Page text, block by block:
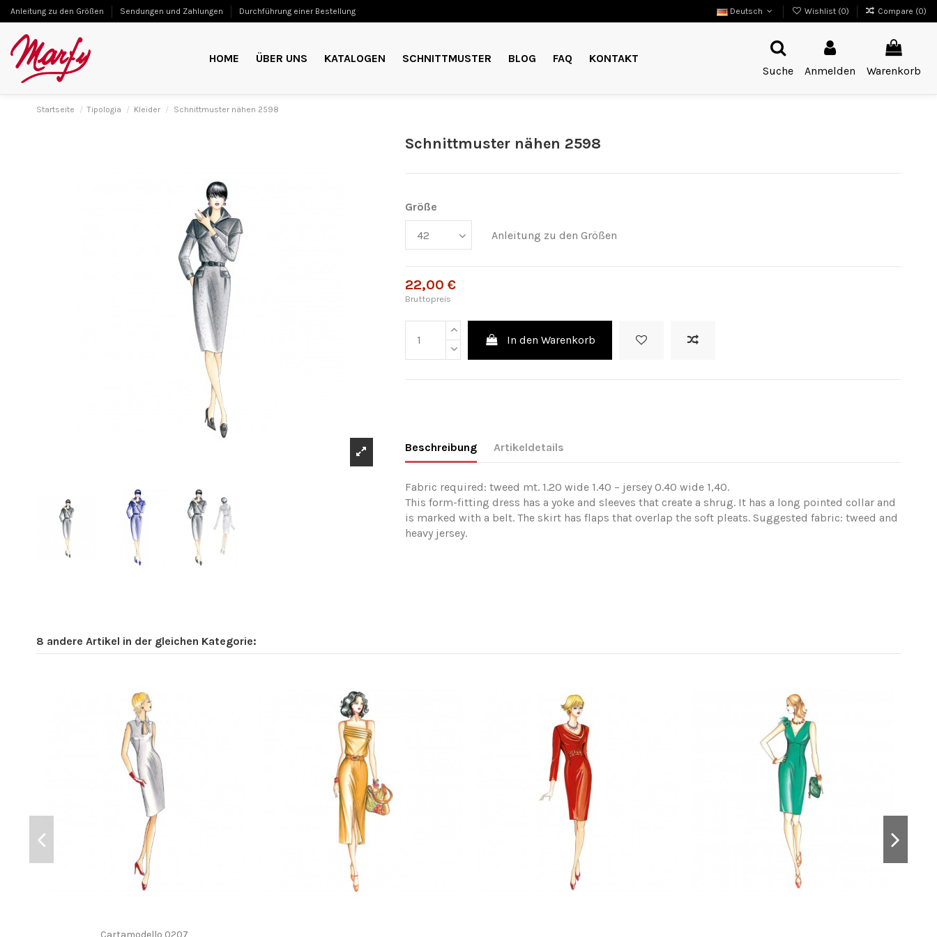
Anleitung zu den Größen Sendungen und Zahlungen Durchführung einer Bestellung Deutsch Wishlist (0) Compare (0)
HOME ÜBER UNS KATALOGEN SCHNITTMUSTER BLOG FAQ
KONTAKT
Suche
Anmelden Warenkorb
Startseite Tipologia Kleider Schnittmuster nähen 2598
Schnittmuster nähen 2598
Größe
Anleitung zu den Größen
22,00 €
Bruttopreis
In den Warenkorb
Beschreibung Artikeldetails
Fabric required: tweed mt. 1.20 wide 1.40 – jersey 0.40 wide 1,40.
This form-fitting dress has a yoke and sleeves that create a shrug. It has a long pointed collar and
is marked with a belt. The skirt has flaps that overlap the soft pleats. Suggested fabric: tweed and
heavy jersey.
8 andere Artikel in der gleichen Kategorie:
Cartamodello 0207